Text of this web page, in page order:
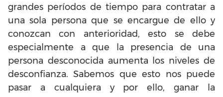
grandes períodos de tiempo para contratar a
una sola persona que se encargue de ello y
conozcan con anterioridad, esto se debe
especialmente a que la presencia de una
persona desconocida aumenta los niveles de
desconfianza. Sabemos que esto nos puede
pasar a cualquiera y por ello, ganar la